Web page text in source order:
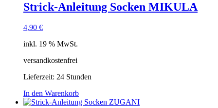
Strick-Anleitung Socken MIKULA
4,90 €
inkl. 19 % MwSt.
versandkostenfrei
Lieferzeit: 24 Stunden
In den Warenkorb